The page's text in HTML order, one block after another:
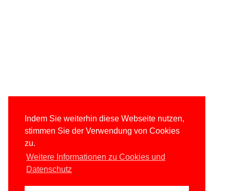
Indem Sie weiterhin diese Webseite nutzen,
stimmen Sie der Verwendung von Cookies
zu.
Weitere Informationen zu Cookies und
Datenschutz